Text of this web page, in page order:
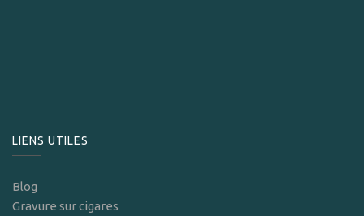
LIENS UTILES
Blog
Gravure sur cigares